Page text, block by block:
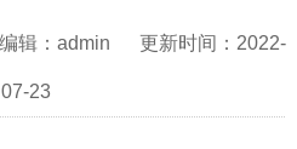
辑：admin 更新时间：2022-
07-23